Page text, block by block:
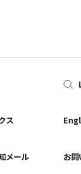
ス
メール お